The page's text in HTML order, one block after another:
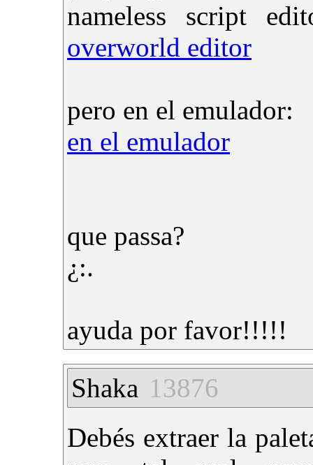
nameless script
overworld editor
pero en el emulador:
en el emulador
que passa?
¿:.
ayuda por favor!!!!!
Shaka 13876
Debés extraer la